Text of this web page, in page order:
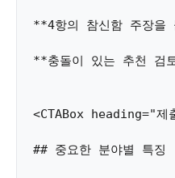
**4항의 참신함 주장을
**충돌이 있는 추천 검
<CTABox heading="
## 중요한 분야별 특징